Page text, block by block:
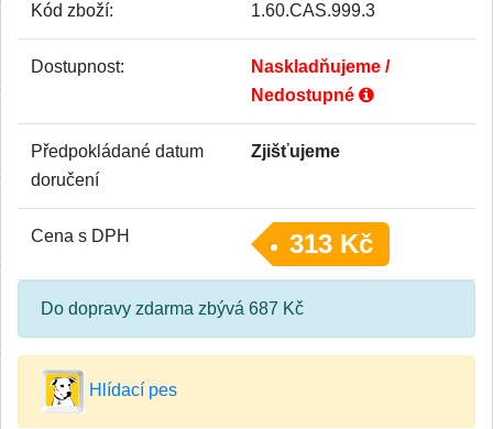
Kód zboží: 1.60.CAS.999.3
Dostupnost:
Naskladňujeme /
Nedostupné
Předpokládané datum
doručení
Zjišťujeme
Cena s DPH 313 Kč
Do dopravy zdarma zbývá 687 Kč
Hlídací pes